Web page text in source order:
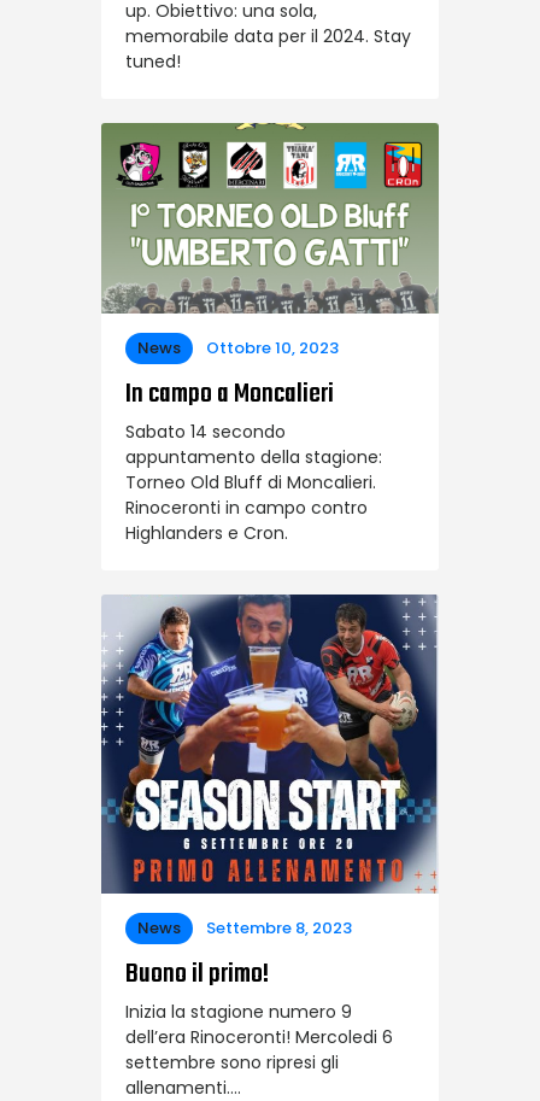
up. Obiettivo: una sola,
memorabile data per il 2024. Stay
tuned!
News Ottobre 10, 2023
In campo a Moncalieri
Sabato 14 secondo
appuntamento della stagione:
Torneo Old Bluff di Moncalieri.
Rinoceronti in campo contro
Highlanders e Cron.
News Settembre 8, 2023
Buono il primo!
Inizia la stagione numero 9
dell’era Rinoceronti! Mercoledi 6
settembre sono ripresi gli
allenamenti….